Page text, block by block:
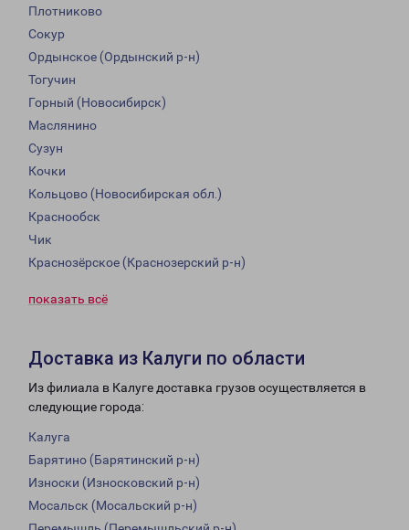
Плотниково
Сокур
Ордынское (Ордынский р-н)
Тогучин
Горный (Новосибирск)
Маслянино
Сузун
Кочки
Кольцово (Новосибирская обл.)
Краснообск
Чик
Краснозёрское (Краснозерский р-н)
показать всё
Доставка из Калуги по области
Из филиала в Калуге доставка грузов осуществляется в
следующие города:
Калуга
Барятино (Барятинский р-н)
Износки (Износковский р-н)
Мосальск (Мосальский р-н)